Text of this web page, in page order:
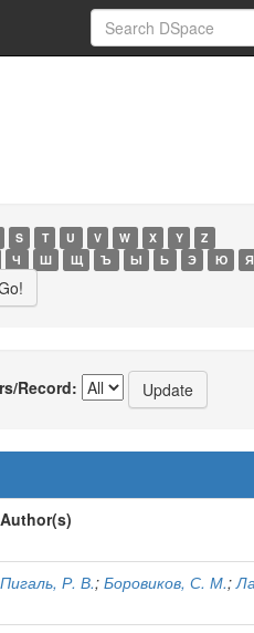
S T U V W X Y
Z
Ч Ш Щ Ъ Ы Ь Э Ю Я
Record:
Author(s)
Пигаль, Р. В.; Боровиков, С. М.;